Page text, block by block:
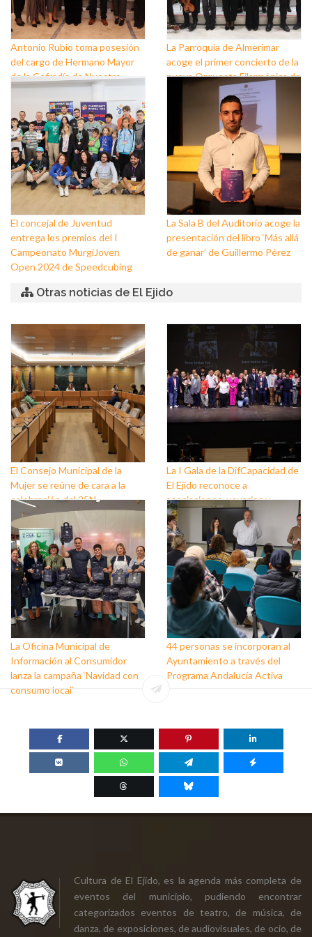
Antonio Rubio toma posesión
del cargo de Hermano Mayor
de la Cofradía de Nuestro
Padre Jesús Nazareno y
Nuestra Señora de los Dolores
de Balerma
La Parroquia de Almerimar
acoge el primer concierto de la
nueva Orquesta Filarmónica de
El concejal de Juventud
entrega los premios del I
Campeonato MurgiJoven
Open 2024 de Speedcubing
La Sala B del Auditorio acoge la
presentación del libro ‘Más allá
de ganar’ de Guillermo Pérez
Otras noticias de El Ejido
El Consejo Municipal de la
Mujer se reúne de cara a la
celebración del 25N
La I Gala de la DifCapacidad de
El Ejido reconoce a
asociaciones, usuarios y
personas que trabajan a favor
de este colectivo
La Oficina Municipal de
Información al Consumidor
lanza la campaña ‘Navidad con
consumo local’
44 personas se incorporan al
Ayuntamiento a través del
Programa Andalucía Activa
Cultura de El Ejido, es la agenda más completa de
eventos del municipio, pudiendo encontrar
categorizados eventos de teatro, de música, de
danza, de exposiciones, de audiovisuales, de ocio, de